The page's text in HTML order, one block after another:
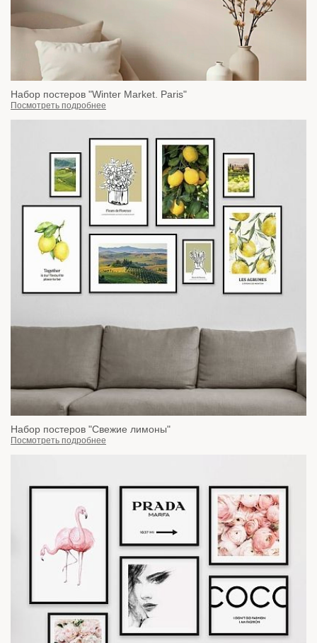
Набор постеров "Winter Market. Paris"
Посмотреть подробнее
Набор постеров "Свежие лимоны"
Посмотреть подробнее